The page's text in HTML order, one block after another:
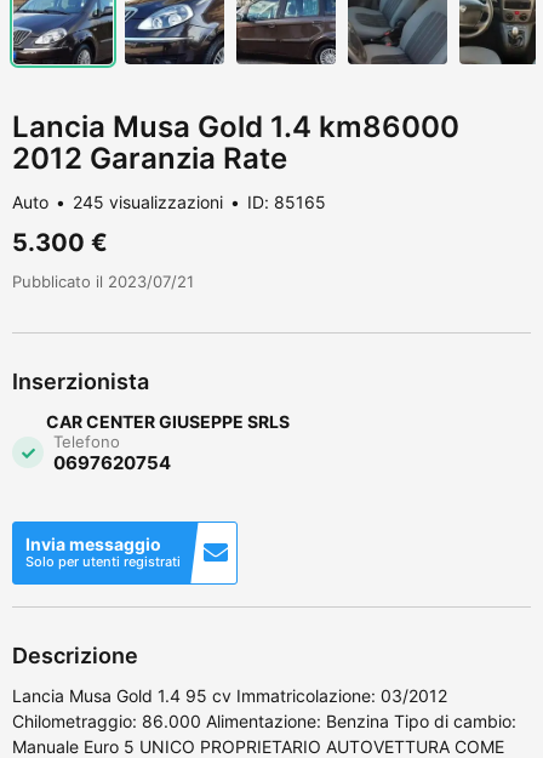
Lancia Musa Gold 1.4 km86000
2012 Garanzia Rate
Auto 245 visualizzazioni ID: 85165
5.300 €
Pubblicato il 2023/07/21
Inserzionista
CAR CENTER GIUSEPPE SRLS
Telefono
0697620754
Invia messaggio
Solo per utenti registrati
Descrizione
Lancia Musa Gold 1.4 95 cv Immatricolazione: 03/2012
Chilometraggio: 86.000 Alimentazione: Benzina Tipo di cambio:
Manuale Euro 5 UNICO PROPRIETARIO AUTOVETTURA COME